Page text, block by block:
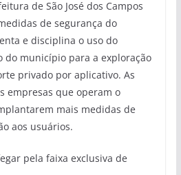
de São José dos Campos
de segurança do
e disciplina o uso do
do município para a exploração
privado por aplicativo. As
empresas que operam o
mais medidas de
aos usuários.
pela faixa exclusiva de